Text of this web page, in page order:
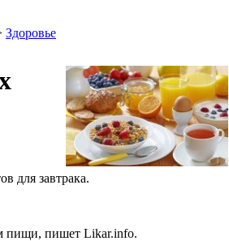
Здоровье
для завтрака.
пищи, пишет Likar.info.